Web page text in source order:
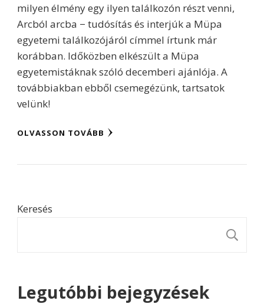
milyen élmény egy ilyen találkozón részt venni,
Arcból arcba − tudósítás és interjúk a Müpa
egyetemi találkozójáról címmel írtunk már
korábban. Időközben elkészült a Müpa
egyetemistáknak szóló decemberi ajánlója. A
továbbiakban ebből csemegézünk, tartsatok
velünk!
OLVASSON TOVÁBB
Keresés
Legutóbbi bejegyzések